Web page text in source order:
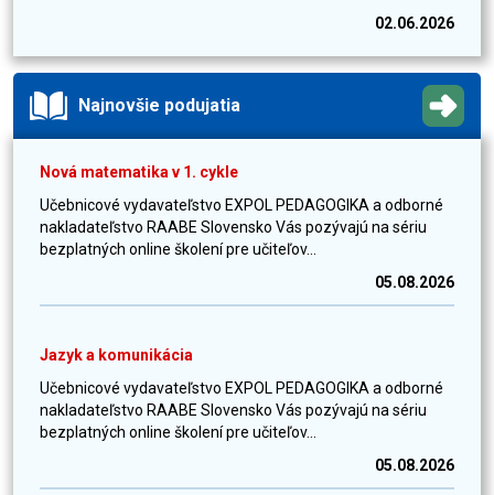
02.06.2026
Najnovšie podujatia
Nová matematika v 1. cykle
Učebnicové vydavateľstvo EXPOL PEDAGOGIKA a odborné
nakladateľstvo RAABE Slovensko Vás pozývajú na sériu
bezplatných online školení pre učiteľov...
05.08.2026
Jazyk a komunikácia
Učebnicové vydavateľstvo EXPOL PEDAGOGIKA a odborné
nakladateľstvo RAABE Slovensko Vás pozývajú na sériu
bezplatných online školení pre učiteľov...
05.08.2026